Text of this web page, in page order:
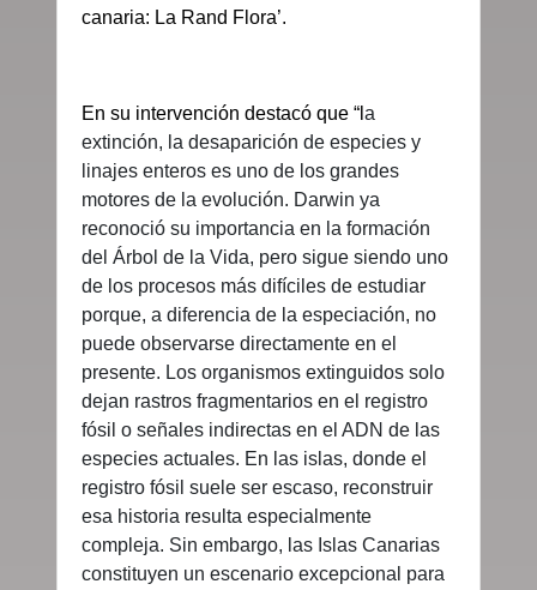
canaria: La Rand Flora’.
En su intervención destacó que “l a
extinción, la desaparición de especies y
linajes enteros es uno de los grandes
motores de la evolución. Darwin ya
reconoció su importancia en la formación
del Árbol de la Vida, pero sigue siendo uno
de los procesos más difíciles de estudiar
porque, a diferencia de la especiación, no
puede observarse directamente en el
presente. Los organismos extinguidos solo
dejan rastros fragmentarios en el registro
fósil o señales indirectas en el ADN de las
especies actuales. En las islas, donde el
registro fósil suele ser escaso, reconstruir
esa historia resulta especialmente
compleja. Sin embargo, las Islas Canarias
constituyen un escenario excepcional para